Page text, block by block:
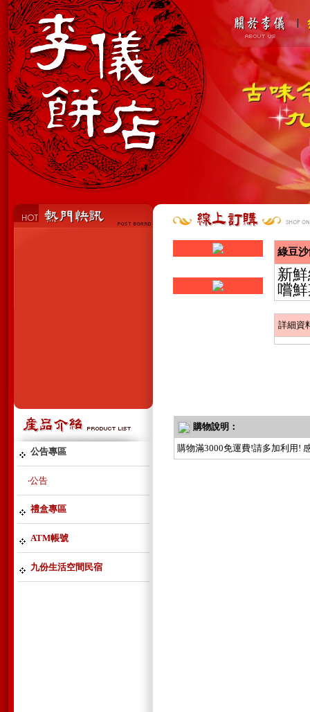
公告專區
‧公告
禮盒專區
ATM帳號
九份生活空間民宿
綠豆
新
嚐
詳細資
購物說明：
購物滿3000免運費!請多加利用!